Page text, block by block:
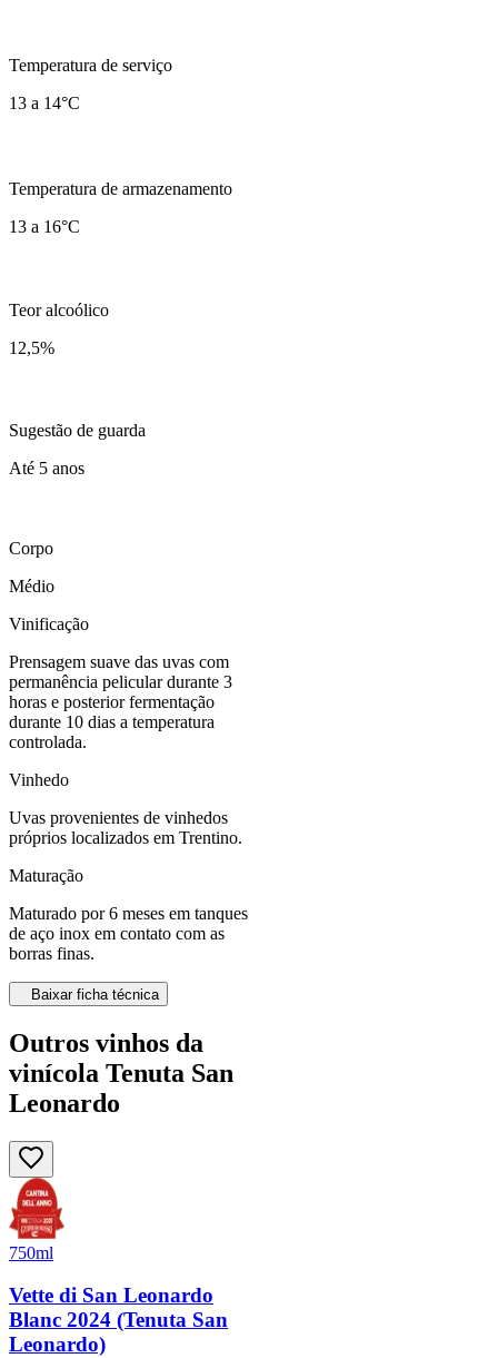
Temperatura de serviço
13 a 14°C
Temperatura de armazenamento
13 a 16°C
Teor alcoólico
12,5%
Sugestão de guarda
Até 5 anos
Corpo
Médio
Vinificação
Prensagem suave das uvas com
permanência pelicular durante 3
horas e posterior fermentação
durante 10 dias a temperatura
controlada.
Vinhedo
Uvas provenientes de vinhedos
próprios localizados em Trentino.
Maturação
Maturado por 6 meses em tanques
de aço inox em contato com as
borras finas.
Baixar ficha técnica
Outros vinhos da
vinícola Tenuta San
Leonardo
750ml
Vette di San Leonardo
Blanc 2024 (Tenuta San
Leonardo)